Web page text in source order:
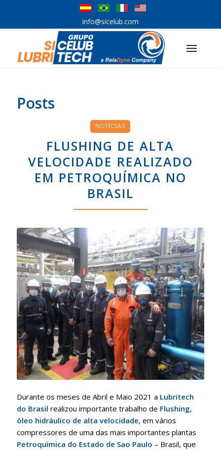
info@sicelub.com
Posts
NOTÍCIAS
FLUSHING DE ALTA
VELOCIDADE REALIZADO
EM PETROQUÍMICA NO
BRASIL
Durante os meses de Abril e Maio 2021 a Lubritech
do Brasil realizou importante trabalho de Flushing,
óleo hidráulico de alta velocidade, em vários
compressores de uma das mais importantes plantas
Petroquímica do Estado de Sao Paulo – Brasil, que